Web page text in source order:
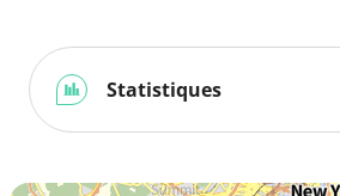
Statistiques